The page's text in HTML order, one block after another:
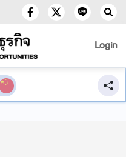
Login